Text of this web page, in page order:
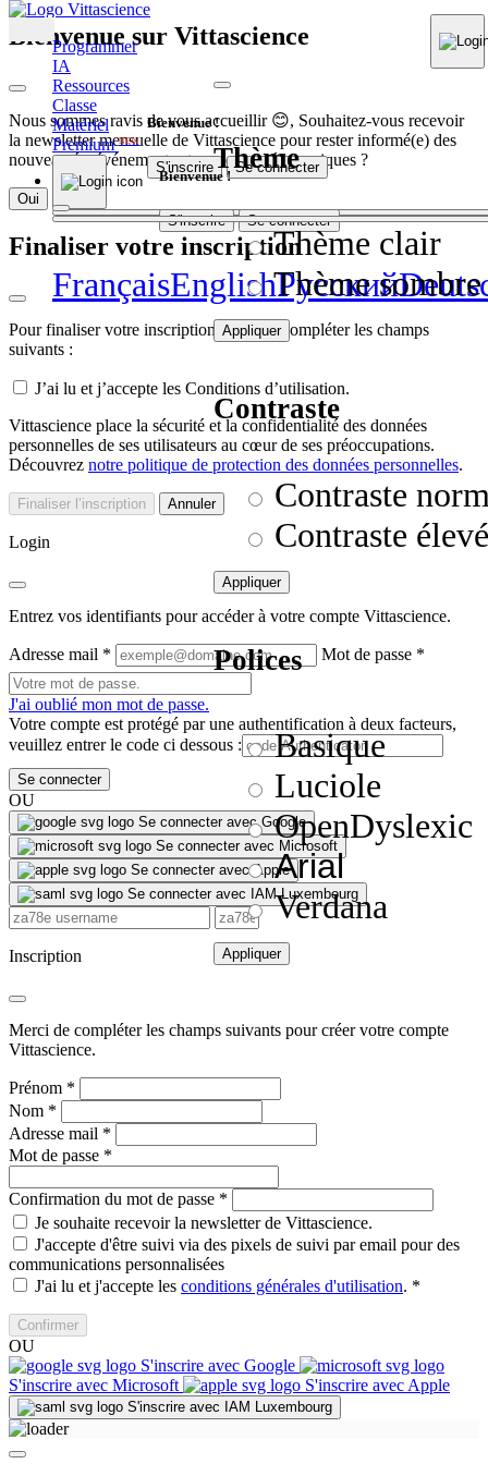
Bienvenue sur Vittascience
Nous sommes ravis de vous accueillir 😊, Souhaitez-vous recevoir
la newsletter mensuelle de Vittascience pour rester informé(e) des
nouveautés, événements et contenus pédagogiques ?
Oui
Finaliser votre inscription
Pour finaliser votre inscription, veuillez compléter les champs
suivants :
J’ai lu et j’accepte les Conditions d’utilisation.
Vittascience place la sécurité et la confidentialité des données
personnelles de ses utilisateurs au cœur de ses préoccupations.
Découvrez notre politique de protection des données personnelles.
Finaliser l’inscription Annuler
Login
Entrez vos identifiants pour accéder à votre compte Vittascience.
Adresse mail * Mot de passe *
J'ai oublié mon mot de passe.
Votre compte est protégé par une authentification à deux facteurs,
veuillez entrer le code ci dessous :
Se connecter
OU
Se connecter avec Google
Se connecter avec Microsoft
Se connecter avec Apple
Se connecter avec IAM Luxembourg
Inscription
Merci de compléter les champs suivants pour créer votre compte
Vittascience.
Prénom *
Nom *
Adresse mail *
Mot de passe *
Confirmation du mot de passe *
Je souhaite recevoir la newsletter de Vittascience.
J'accepte d'être suivi via des pixels de suivi par email pour des
communications personnalisées
J'ai lu et j'accepte les conditions générales d'utilisation. *
Confirmer
OU
S'inscrire avec Google
S'inscrire avec Microsoft
S'inscrire avec Apple
S'inscrire avec IAM Luxembourg
Bienvenue !
S'inscrire Se connecter
Programmer
IA
Ressources
Classe
Matériel
PremiumNEW
Bienvenue !
S'inscrire Se connecter
Thème
Thème clair
Thème sombre
Appliquer
Contraste
Contraste
Contraste élevé
Appliquer
Polices
Basique
Luciole
OpenDyslexic
Arial
Verdana
Appliquer
FrançaisEnglishPусский